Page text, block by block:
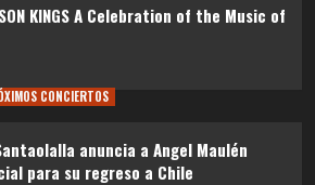
KINGS A Celebration of the Music of
CONCIERTOS
anuncia a Angel Maulén
para su regreso a Chile